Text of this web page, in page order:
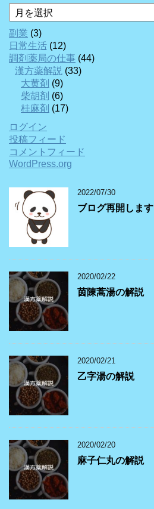
ア
ー
カ
イ
ブ
副業 (3)
日常生活 (12)
調剤薬局の仕事 (44)
漢方薬解説 (33)
大黄剤 (9)
柴胡剤 (6)
桂麻剤 (17)
ログイン
投稿フィード
コメントフィード
WordPress.org
2022/07/30
ブログ再開します
2020/02/22
茵陳蒿湯の解説
2020/02/21
乙字湯の解説
2020/02/20
麻子仁丸の解説